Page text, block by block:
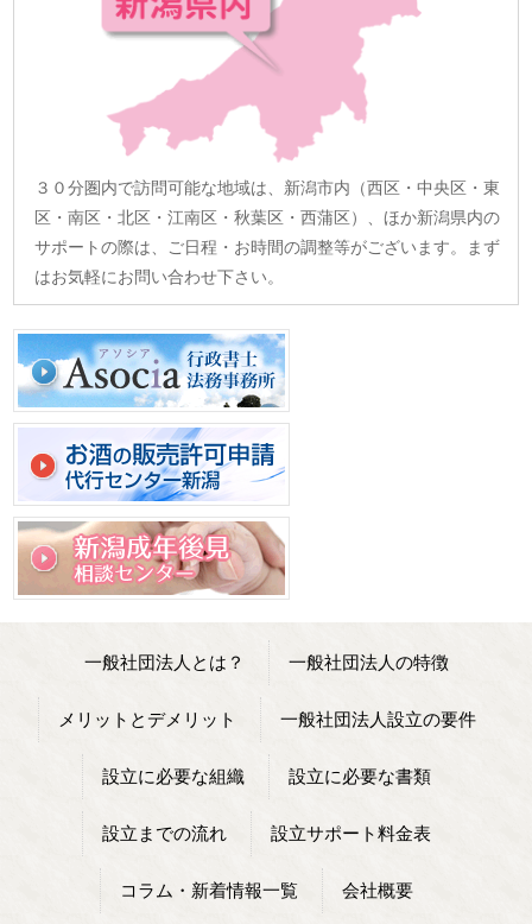
３０分圏内で訪問可能な地域は、新潟市内（西区・中央区・東
区・南区・北区・江南区・秋葉区・西蒲区）、ほか新潟県内の
サポートの際は、ご日程・お時間の調整等がございます。まず
はお気軽にお問い合わせ下さい。
一般社団法人とは？ 一般社団法人の特徴
メリットとデメリット 一般社団法人設立の要件
設立に必要な組織 設立に必要な書類
設立までの流れ 設立サポート料金表
コラム・新着情報一覧 会社概要